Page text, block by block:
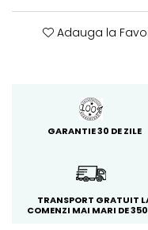
Adauga la
GARANTIE 30 DE ZILE
TRANSPORT GRATUIT
COMENZI MAI MARI DE 350